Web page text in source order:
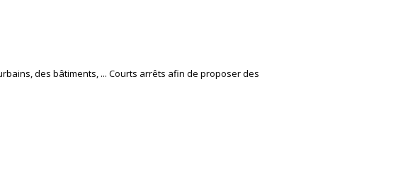
des bâtiments, ... Courts arrêts afin de proposer des